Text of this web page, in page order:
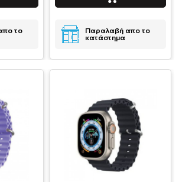
το
Παραλαβή απο το
κατάστημα